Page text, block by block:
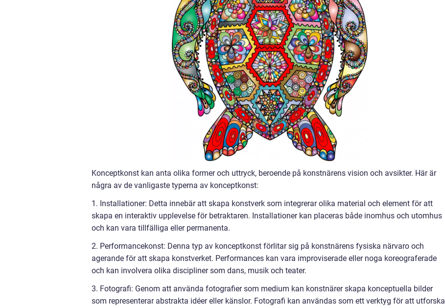
Konceptkonst kan anta olika former och uttryck, beroende på konstnärens vision och avsikter. Här är
några av de vanligaste typerna av konceptkonst:
1. Installationer: Detta innebär att skapa konstverk som integrerar olika material och element för att
skapa en interaktiv upplevelse för betraktaren. Installationer kan placeras både inomhus och utomhus
och kan vara tillfälliga eller permanenta.
2. Performancekonst: Denna typ av konceptkonst förlitar sig på konstnärens fysiska närvaro och
agerande för att skapa konstverket. Performances kan vara improviserade eller noga koreograferade
och kan involvera olika discipliner som dans, musik och teater.
3. Fotografi: Genom att använda fotografier som medium kan konstnärer skapa konceptuella bilder
som representerar abstrakta idéer eller känslor. Fotografi kan användas som ett verktyg för att utforska